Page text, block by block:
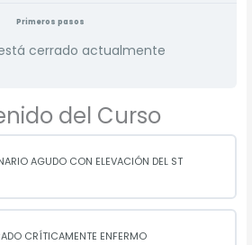
Primeros pasos
cerrado actualmente
del Curso
AGUDO CON ELEVACIÓN DEL ST
CRÍTICAMENTE ENFERMO